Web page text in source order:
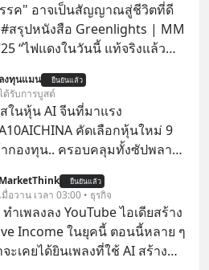
รค" อาจเป็นสัญญาณสู่ชีวิตที่ดี
#สรุปหนังสือ Greenlights | MM
“ไฟแดงในวันนี้ แท้จริงแล้ว
สี” McConaughey ดาราดาวรุ่ง
นึ่ง เคยปฏิเสธเงินค่าตัวหนังรอม
งถึง 14.5 ล้านดอลลาร์ (หรือ
ล้านบาท) เพียงเพราะเขาไม่
ขังตัวเองไว้ในกล่องเดิมๆ ผลที่
คือ โทรศัพท์ของเขากลายเป็น
งียบสนิทนานถึง 14 เดือนเต็ม แต่
งียบและ "ไฟแดง" ในวันนั้นกลับ
ป็นการถอยหลังเพื่อตั้งหลัก จนส่ง
ก้าวขึ้นไปยืนถือรางวัลออสการ์
ลงทุนแมน ยืนยันแล้ว
ด้รับการบูสต์
ในหุ้น AI จีนที่มาแรง
คัดเลือกหุ้นใหม่ 9
ากองทุน.. ครอบคลุมทั้งซัปพลาย
ชัน ลด 50% ค่าธรรมเนียมซื้อ |
ล้านบาทขึ้นไป ฟรีค่าธรรมเนียม
MarketThink ยืนยันแล้ว
เมื่อวาน เวลา 03:00 • ธุรกิจ
ำเพลงลง YouTube ไอเดียสร้าง
Income ในยุคนี้ ตอนนี้หลาย ๆ
ะเคยได้ยินเพลงที่ใช้ AI สร้าง